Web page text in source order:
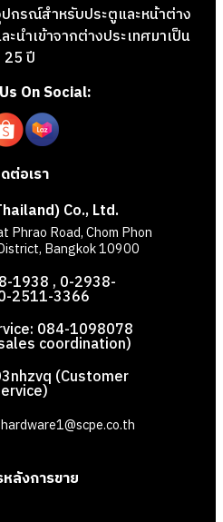
รณ์สำหรับประตูและหน้าต่าง
นำเข้าจากต่างประเทศมาเป็น
25 ปี
On Social:
ต่อเรา
Co., Ltd.
Phrao Road, Chom Phon
Bangkok 10900
1938 , 0-2938-
2511-3366
084-1098078
coordination)
(Customer
ลังการขาย